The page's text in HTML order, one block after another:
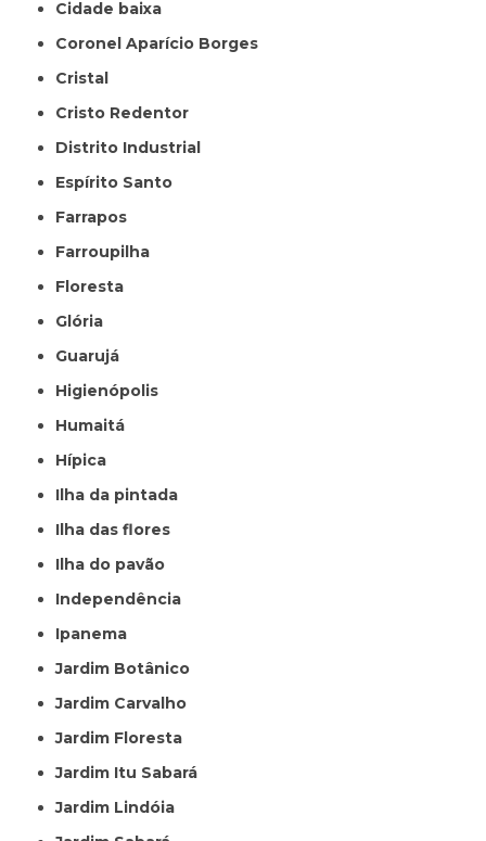
Cidade baixa
Coronel Aparício Borges
Cristal
Cristo Redentor
Distrito Industrial
Espírito Santo
Farrapos
Farroupilha
Floresta
Glória
Guarujá
Higienópolis
Humaitá
Hípica
Ilha da pintada
Ilha das flores
Ilha do pavão
Independência
Ipanema
Jardim Botânico
Jardim Carvalho
Jardim Floresta
Jardim Itu Sabará
Jardim Lindóia